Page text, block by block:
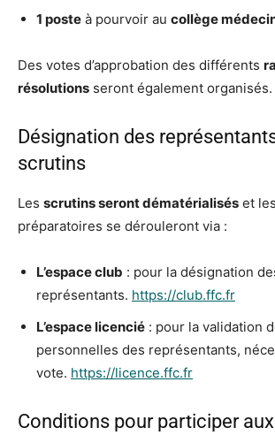
1 poste à pourvoir au collège
Des votes d’approbation des différents
résolutions seront également organisés.
Désignation des
scrutins
Les scrutins seront dématérialisés et
préparatoires se dérouleront via :
L’espace club : pour la désignation
représentants. https://club.ffc.fr
L’espace licencié : pour la validation
personnelles des représentants,
vote. https://licence.ffc.fr
Conditions pour participer